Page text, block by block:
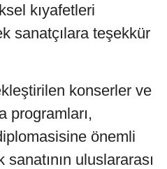
kıyafetleri
sanatçılara teşekkür
konserler ve
programları,
önemli
uluslararası